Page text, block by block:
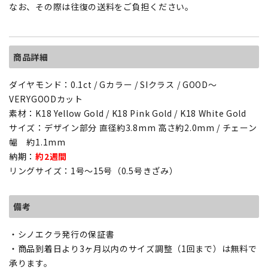
なお、その際は往復の送料をご負担ください。
商品詳細
ダイヤモンド：0.1ct / Gカラー / SIクラス / GOOD～
VERYGOODカット
素材：K18 Yellow Gold / K18 Pink Gold / K18 White Gold
サイズ：デザイン部分 直径約3.8mm 高さ約2.0mm / チェーン
幅 約1.1mm
納期：約2週間
リングサイズ：1号～15号（0.5号きざみ）
備考
・シノエクラ発行の保証書
・商品到着日より3ヶ月以内のサイズ調整（1回まで）は無料で
承ります。